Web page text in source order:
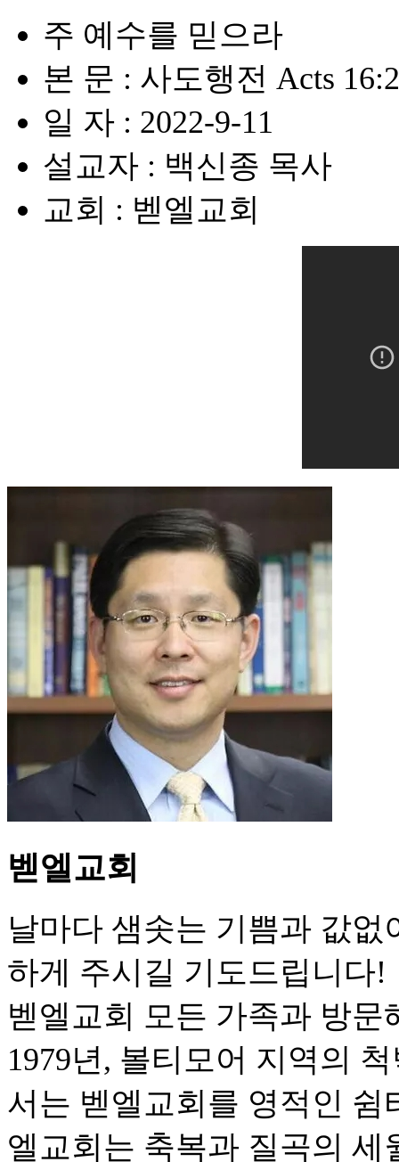
주 예수를 믿으라
본 문 : 사도행전 Acts
일 자 : 2022-9-11
설교자 : 백신종 목사
교회 : 벧엘교회
벧엘교회
날마다 샘솟는 기쁨과 값
하게 주시길 기도드립니다!
벧엘교회 모든 가족과 방
1979년, 볼티모어 지역의
서는 벧엘교회를 영적인 쉼
엘교회는 축복과 질곡의